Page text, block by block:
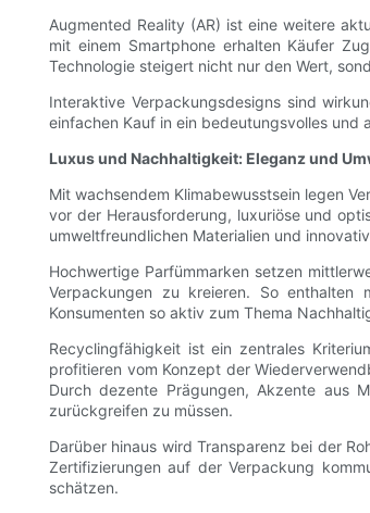
Augmented Reality (AR) ist eine weitere
mit einem Smartphone erhalten Käufer
Technologie steigert nicht nur den Wert,
Interaktive Verpackungsdesigns sind
einfachen Kauf in ein bedeutungsvolles
Luxus und Nachhaltigkeit: Eleganz und
Mit wachsendem Klimabewusstsein legen
vor der Herausforderung, luxuriöse und
umweltfreundlichen Materialien und
Hochwertige Parfümmarken setzen
Verpackungen zu kreieren. So enthalten
Konsumenten so aktiv zum Thema
Recyclingfähigkeit ist ein zentrales
profitieren vom Konzept der
Durch dezente Prägungen, Akzente aus
zurückgreifen zu müssen.
Darüber hinaus wird Transparenz bei der
Zertifizierungen auf der Verpackung
schätzen.